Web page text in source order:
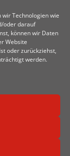
Technologien wie
oder darauf
können wir Daten
Website
oder zurückziehst,
werden.